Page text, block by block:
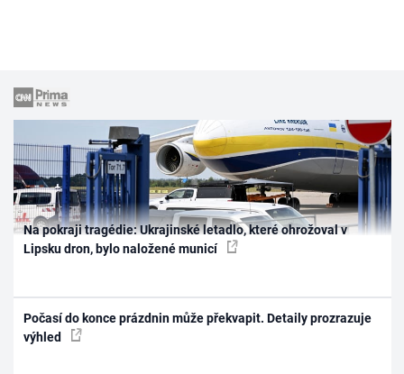
Na pokraji tragédie: Ukrajinské letadlo, které ohrožoval v
Lipsku dron, bylo naložené municí
Počasí do konce prázdnin může překvapit. Detaily prozrazuje
výhled